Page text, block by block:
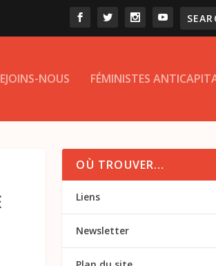
NOUS FÉMINISTES
OÙ TROUVER…
Liens
Newsletter